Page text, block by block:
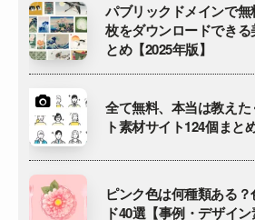
パブリックドメインで
枚をダウンロードでき
とめ【2025年版】
全て無料、本当は教え
ト素材サイト124個まと
ピンク色は何種類ある
ド40選【事例・デザイン